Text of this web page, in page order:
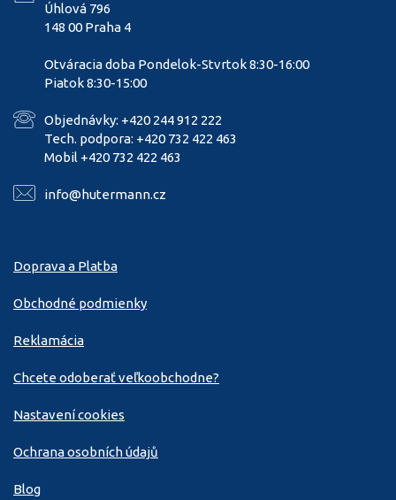
Úhlová 796
148 00 Praha 4
Otváracia doba Pondelok-Stvrtok 8:30-16:00
Piatok 8:30-15:00
Objednávky: +420 244 912 222
Tech. podpora: +420 732 422 463
Mobil +420 732 422 463
info@hutermann.cz
Doprava a Platba
Obchodné podmienky
Reklamácia
Chcete odoberať veľkoobchodne?
Nastavení cookies
Ochrana osobních údajů
Blog